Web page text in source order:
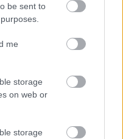
be sent to
me
storage
on web or
storage